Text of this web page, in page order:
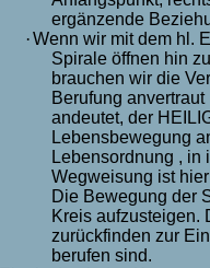
ergänzende
·Wenn wir mit dem hl.
Spirale öffnen hin
brauchen wir die
Berufung
andeutet, der
Lebensbewegung
Lebensordnung , in
Wegweisung ist
Die Bewegung der
Kreis aufzusteigen.
zurückfinden zur
berufen sind.